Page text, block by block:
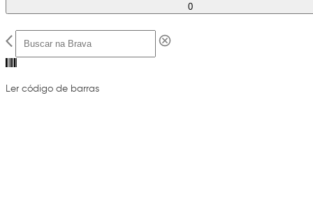
0
Ler código de barras